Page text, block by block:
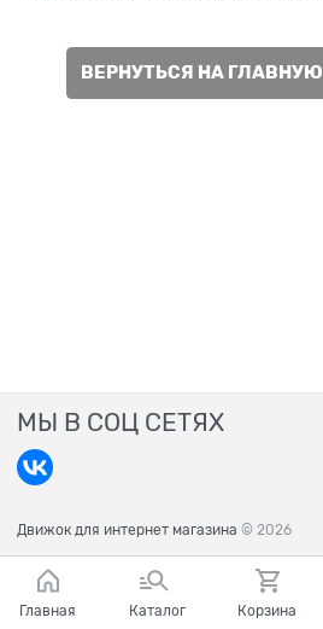
ВЕРНУТЬСЯ НА ГЛАВНУЮ
МЫ В СОЦ СЕТЯХ
Движок для интернет магазина © 2026
Главная Каталог Корзина